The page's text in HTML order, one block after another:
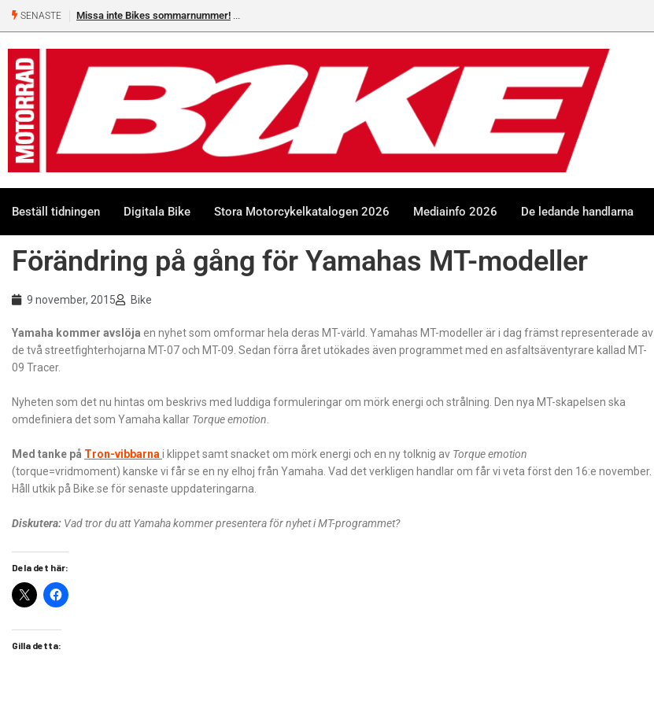
SENASTE Missa inte Bikes sommarnummer!
Beställ tidningen Digitala Bike Stora Motorcykelkatalogen 2026 Mediainfo 2026 De ledande handlarna
Förändring på gång för Yamahas MT-modeller
9 november, 2015 Bike
Yamaha kommer avslöja en nyhet som omformar hela deras MT-värld. Yamahas MT-modeller är i dag främst representerade av
de två streetfighterhojarna MT-07 och MT-09. Sedan förra året utökades även programmet med en asfaltsäventyrare kallad MT-
09 Tracer.
Nyheten som det nu hintas om beskrivs med luddiga formuleringar om mörk energi och strålning. Den nya MT-skapelsen ska
omdefiniera det som Yamaha kallar Torque emotion
Med tanke på Tron-vibbarna i klippet samt snacket om mörk energi och en ny tolknig av Torque emotion
(torque=vridmoment) kanske vi får se en ny elhoj från Yamaha. Vad det verkligen handlar om får vi veta först den 16:e november.
Håll utkik på Bike.se för senaste uppdateringarna.
Diskutera: Vad tror du att Yamaha kommer presentera för nyhet i MT-programmet?
Dela det här:
Gilla detta: